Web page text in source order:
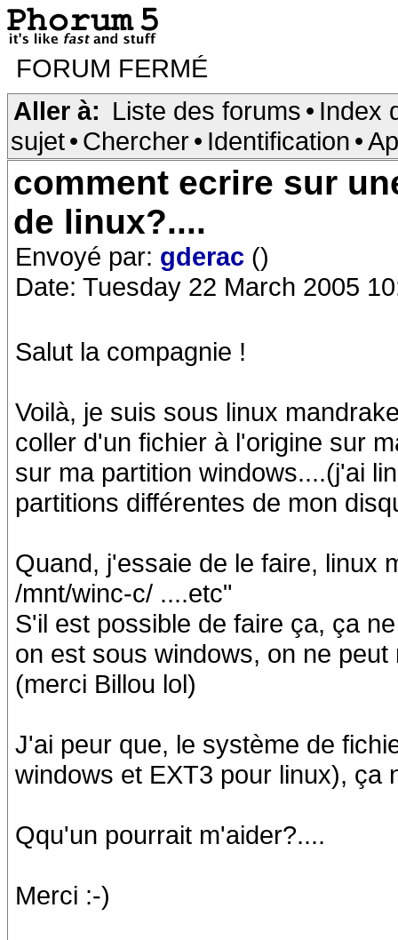
FORUM FERMÉ
Aller à: Liste des forums • Index
sujet• Chercher• Identification •
comment ecrire sur
de linux?....
Envoyé par: gderac ()
Date: Tuesday 22 March 2005
Salut la compagnie !
Voilà, je suis sous linux
coller d'un fichier à l'origine sur
sur ma partition windows....(j'ai
partitions différentes de mon
Quand, j'essaie de le faire, linux
/mnt/winc-c/ ....etc"
S'il est possible de faire ça, ça
on est sous windows, on ne
(merci Billou lol)
J'ai peur que, le système de
windows et EXT3 pour linux), ça
Qqu'un pourrait m'aider?....
Merci :-)